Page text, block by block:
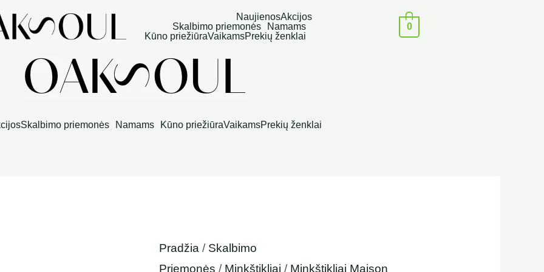
NaujienosAkcijos
Skalbimo priemonės
Namams
Kūno priežiūraVaikamsPrekių ženklai
0
Skalbimo priemonės Namams Kūno priežiūraVaikamsPrekių ženklai
Pradžia / Skalbimo
Priemonės / Minkštikliai / Minkštikliai Maison
kiekis:
minkštiklis
MÉMOIRE
Marlaie